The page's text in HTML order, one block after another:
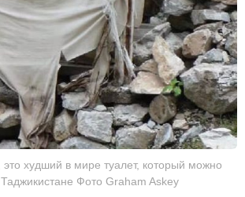
худший в мире туалет, который можно
Фото Graham Askey